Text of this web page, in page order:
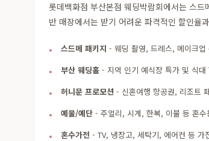
롯데백화점 부산본점 웨딩박람회에서는 스
반 매장에서는 받기 어려운 파격적인 할인율
스드메 패키지 - 웨딩 촬영, 드레스, 메이크업
부산 웨딩홀 - 지역 인기 예식장 특가 및 식대
허니문 프로모션 - 신혼여행 항공권, 리조트
예물/예단 - 주얼리, 시계, 한복, 이불 등 혼수
혼수가전 - TV, 냉장고, 세탁기, 에어컨 등 가